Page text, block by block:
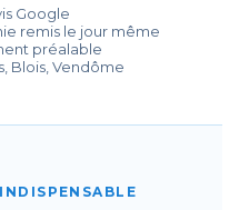
Google
remis le jour même
préalable
Blois, Vendôme